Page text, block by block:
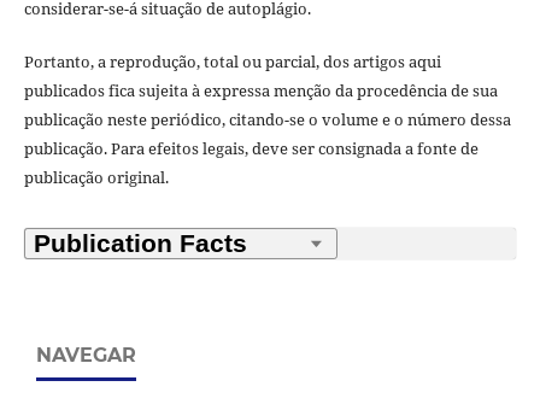
considerar-se-á situação de autoplágio.
Portanto, a reprodução, total ou parcial, dos artigos aqui
publicados fica sujeita à expressa menção da procedência de sua
publicação neste periódico, citando-se o volume e o número dessa
publicação. Para efeitos legais, deve ser consignada a fonte de
publicação original.
NAVEGAR